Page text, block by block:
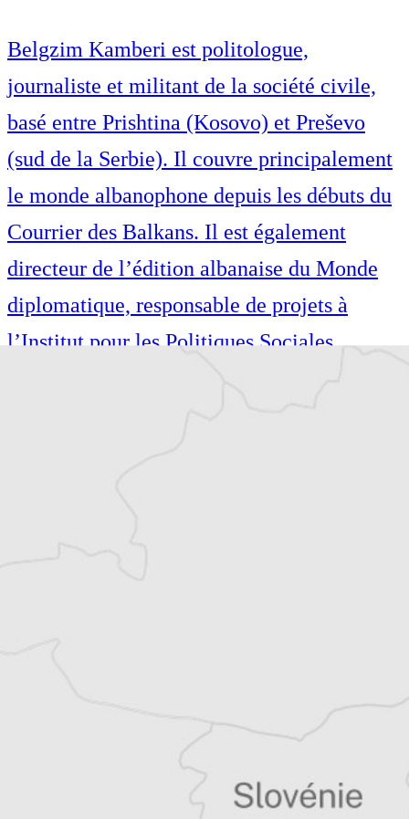
Belgzim Kamberi est politologue,
journaliste et militant de la société civile,
basé entre Prishtina (Kosovo) et Preševo
(sud de la Serbie). Il couvre principalement
le monde albanophone depuis les débuts du
Courrier des Balkans. Il est également
directeur de l’édition albanaise du Monde
diplomatique, responsable de projets à
l’Institut pour les Politiques Sociales